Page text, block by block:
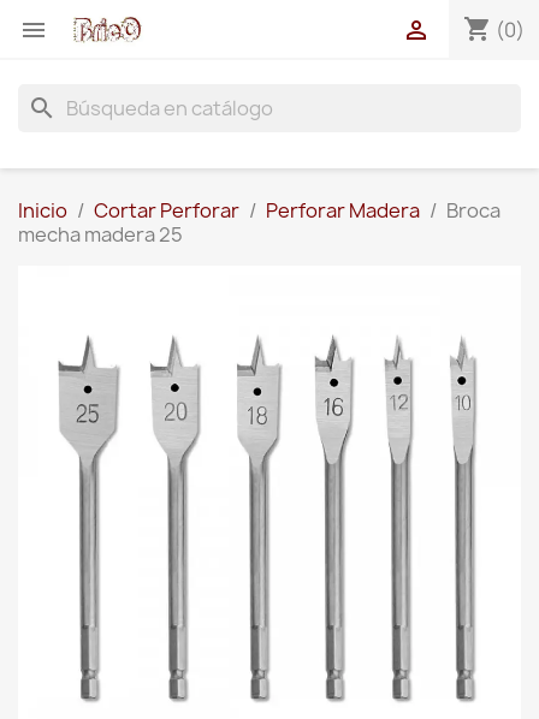
 shopping_cart (0)

search
Inicio Cortar Perforar Perforar Madera
Broca
mecha madera 25